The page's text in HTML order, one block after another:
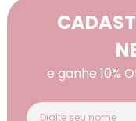
e ganhe 10%